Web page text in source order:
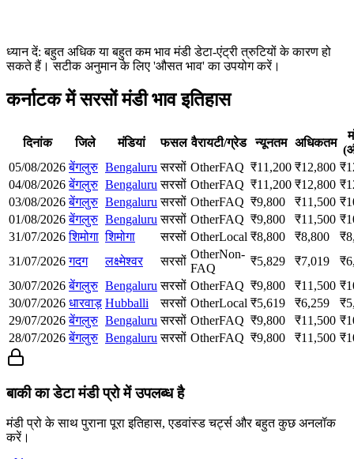
ध्यान दें: बहुत अधिक या बहुत कम भाव मंडी डेटा-एंट्री त्रुटियों के कारण हो
सकते हैं। सटीक अनुमान के लिए 'औसत भाव' का उपयोग करें।
कर्नाटक में सरसों मंडी भाव इतिहास
दिनांक जिले मंडियां फसल वैरायटी/ग्रेड न्यूनतम अधिकतम
05/08/2026 बेंगलुरु Bengaluru सरसों OtherFAQ ₹11,200 ₹12,800 ₹
04/08/2026 बेंगलुरु Bengaluru सरसों OtherFAQ ₹11,200 ₹12,800 ₹
03/08/2026 बेंगलुरु Bengaluru सरसों OtherFAQ ₹9,800 ₹11,500 ₹
01/08/2026 बेंगलुरु Bengaluru सरसों OtherFAQ ₹9,800 ₹11,500 ₹
31/07/2026 शिमोगा शिमोगा सरसों OtherLocal ₹8,800 ₹8,800 ₹
31/07/2026 गदग लक्ष्मेश्वर सरसों
OtherNon-
FAQ
₹5,829 ₹7,019 ₹
30/07/2026 बेंगलुरु Bengaluru सरसों OtherFAQ ₹9,800 ₹11,500 ₹
30/07/2026 धारवाड़ Hubballi सरसों OtherLocal ₹5,619 ₹6,259 ₹
29/07/2026 बेंगलुरु Bengaluru सरसों OtherFAQ ₹9,800 ₹11,500 ₹
28/07/2026 बेंगलुरु Bengaluru सरसों OtherFAQ ₹9,800 ₹11,500 ₹
बाकी का डेटा मंडी प्रो में उपलब्ध है
मंडी प्रो के साथ पुराना पूरा इतिहास, एडवांस्ड चर्ट्स और बहुत कुछ अनलॉक
करें।